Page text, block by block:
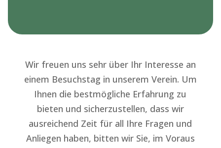
Wir freuen uns sehr über Ihr Interesse an
einem Besuchstag in unserem Verein. Um
Ihnen die bestmögliche Erfahrung zu
bieten und sicherzustellen, dass wir
ausreichend Zeit für all Ihre Fragen und
Anliegen haben, bitten wir Sie, im Voraus